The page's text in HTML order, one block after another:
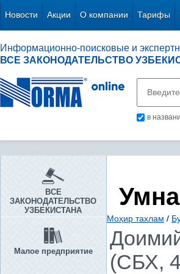
Новости Акции О компании Тарифы
Информационно-поисковые и
ВСЕ ЗАКОНОДАТЕЛЬСТВО
в
ВСЕ
ЗАКОНОДАТЕЛЬСТВО
УЗБЕКИСТАНА
Малое предприятие
Моҳир тахлам /
(СБХ,